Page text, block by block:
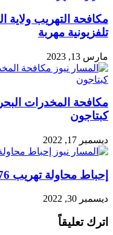
تلفزيونية مهربة
مارس 13, 2023
كبتاجون
ديسمبر 17, 2022
إحباط محاولة تهريب 76 رأس من الإبل لدولة مجاورة
ديسمبر 30, 2022
اترك تعليقاً